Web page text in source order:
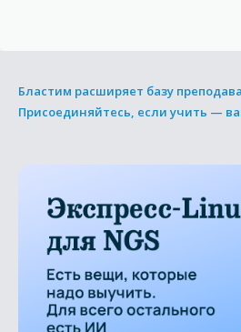
Бластим расширяет базу
Присоединяйтесь, если учить —